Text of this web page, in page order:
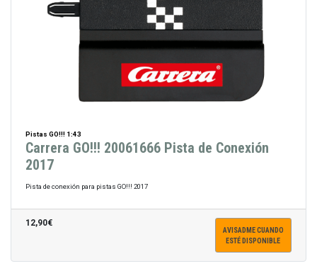
Pistas GO!!! 1:43
Carrera GO!!! 20061666 Pista de Conexión
2017
Pista de conexión para pistas GO!!! 2017
12,90€
AVISADME CUANDO
ESTÉ DISPONIBLE